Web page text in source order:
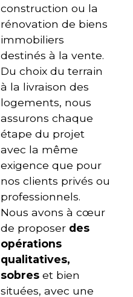
construction ou la
rénovation de biens
immobiliers
destinés à la vente.
Du choix du terrain
à la livraison des
logements, nous
assurons chaque
étape du projet
avec la même
exigence que pour
nos clients privés ou
professionnels.
Nous avons à cœur
de proposer des
opérations
qualitatives,
sobres et bien
situées, avec une